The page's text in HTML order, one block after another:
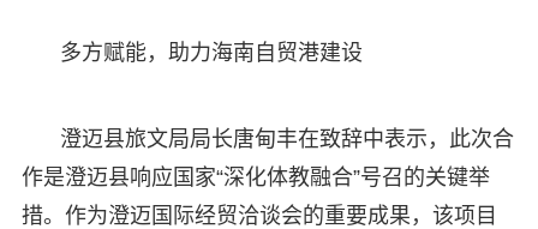
多方赋能，助力海南自贸港建设
澄迈县旅文局局长唐甸丰在致辞中表示，此次合
作是澄迈县响应国家“深化体教融合”号召的关键举
措。作为澄迈国际经贸洽谈会的重要成果，该项目